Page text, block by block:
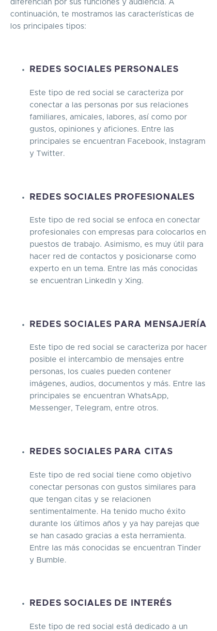
diferencian por sus funciones y audiencia. A
continuación, te mostramos las características de
los principales tipos:
REDES SOCIALES PERSONALES
Este tipo de red social se caracteriza por
conectar a las personas por sus relaciones
familiares, amicales, labores, así como por
gustos, opiniones y aficiones. Entre las
principales se encuentran Facebook, Instagram
y Twitter.
REDES SOCIALES PROFESIONALES
Este tipo de red social se enfoca en conectar
profesionales con empresas para colocarlos en
puestos de trabajo. Asimismo, es muy útil para
hacer red de contactos y posicionarse como
experto en un tema. Entre las más conocidas
se encuentran LinkedIn y Xing.
REDES SOCIALES PARA MENSAJERÍA
Este tipo de red social se caracteriza por hacer
posible el intercambio de mensajes entre
personas, los cuales pueden contener
imágenes, audios, documentos y más. Entre las
principales se encuentran WhatsApp,
Messenger, Telegram, entre otros.
REDES SOCIALES PARA CITAS
Este tipo de red social tiene como objetivo
conectar personas con gustos similares para
que tengan citas y se relacionen
sentimentalmente. Ha tenido mucho éxito
durante los últimos años y ya hay parejas que
se han casado gracias a esta herramienta.
Entre las más conocidas se encuentran Tinder
y Bumble.
REDES SOCIALES DE INTERÉS
Este tipo de red social está dedicado a un